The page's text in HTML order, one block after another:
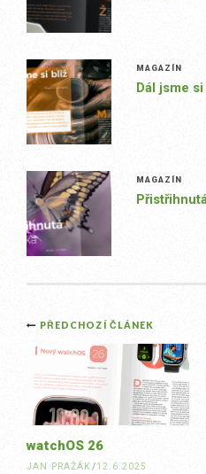
MAGAZÍN
Dál jsme
MAGAZÍN
Post
navigation
PŘEDCHOZÍ ČLÁNEK
watchOS 26
JAN PRAŽÁK/12.6.2025